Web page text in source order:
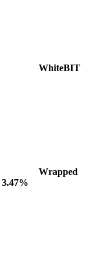
WhiteBIT
Wrapped
3.47%